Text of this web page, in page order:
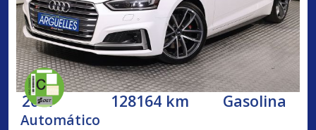
2017 128164 km Gasolina
Automático